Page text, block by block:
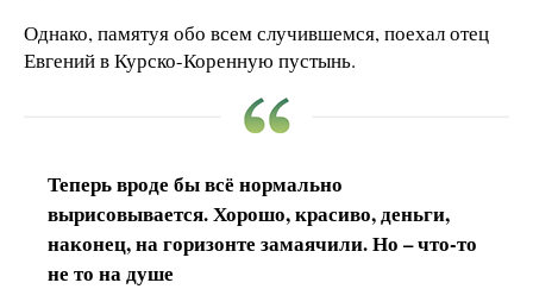
Однако, памятуя обо всем случившемся, поехал отец
Евгений в Курско-Коренную пустынь.
Теперь вроде бы всё нормально
вырисовывается. Хорошо, красиво, деньги,
наконец, на горизонте замаячили. Но – что-то
не то на душе